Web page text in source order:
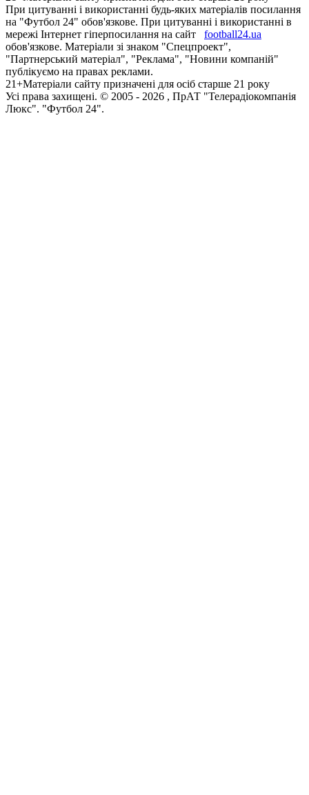
При цитуванні і використанні будь-яких матеріалів посилання
на "Футбол 24" обов'язкове. При цитуванні і використанні в
мережі Інтернет гіперпосилання на сайт
football24.ua
обов'язкове. Матеріали зі знаком "Спецпроект",
"Партнерський матеріал", "Реклама", "Новини компаній"
публікуємо на правах реклами.
21+Матеріали сайту призначені для осіб старше 21 року
Усi права захищенi. © 2005 - 2026 , ПрАТ "Телерадіокомпанія
Люкс". "Футбол 24".